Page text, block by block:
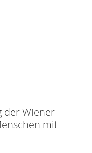
der Wiener
mit